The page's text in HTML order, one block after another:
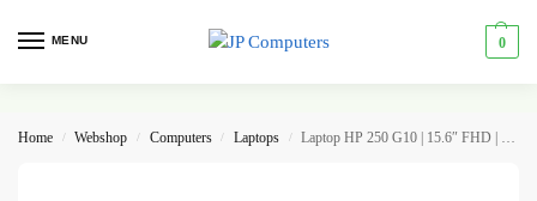
MENU 0
Home / Webshop / Computers / Laptops / Laptop HP 250 G10 | 15.6″ FHD | i5-1334U | 8GB | 512GB | W11 Pro